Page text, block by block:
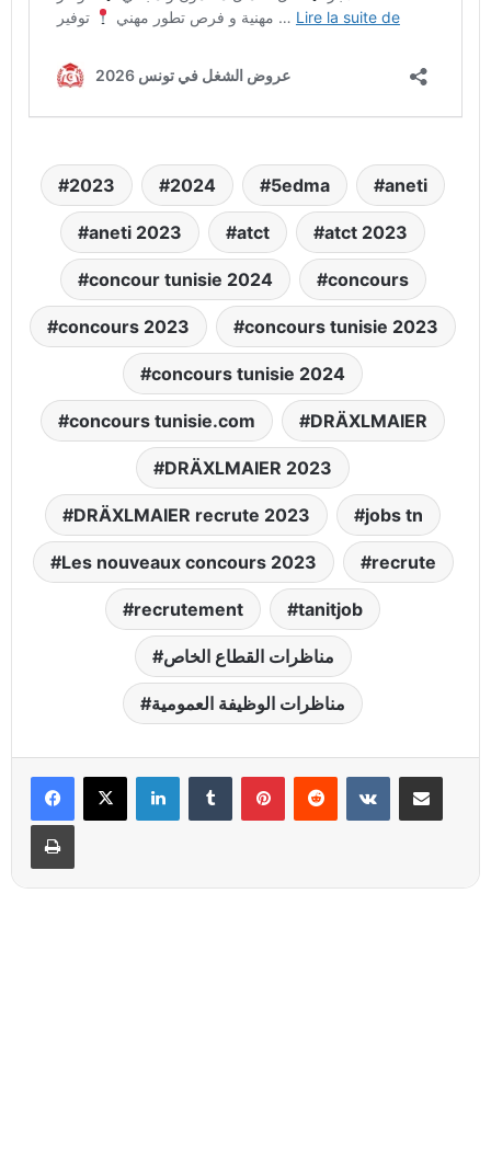
2023 2024 5edma aneti
aneti 2023 atct atct 2023
concour tunisie 2024 concours
concours 2023 concours tunisie 2023
concours tunisie 2024
concours tunisie.com DRÄXLMAIER
DRÄXLMAIER 2023
DRÄXLMAIER recrute 2023 jobs tn
Les nouveaux concours 2023 recrute
recrutement tanitjob
مناظرات القطاع الخاص
مناظرات الوظيفة العمومية
LinkedinTumblr PinterestReddit VKontaktePartager par email
Imprimer